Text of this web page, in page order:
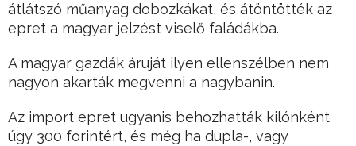
átlátszó műanyag dobozkákat, és átöntötték az
epret a magyar jelzést viselő faládákba.
A magyar gazdák áruját ilyen ellenszélben nem
nagyon akarták megvenni a nagybanin.
Az import epret ugyanis behozhatták kilónként
úgy 300 forintért, és még ha dupla-, vagy